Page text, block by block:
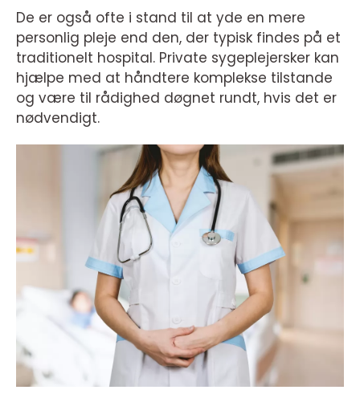
De er også ofte i stand til at yde en mere
personlig pleje end den, der typisk findes på et
traditionelt hospital. Private sygeplejersker kan
hjælpe med at håndtere komplekse tilstande
og være til rådighed døgnet rundt, hvis det er
nødvendigt.